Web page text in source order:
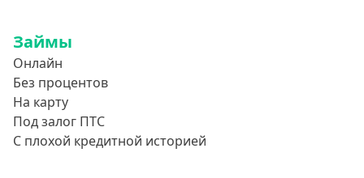
Займы
Онлайн
Без процентов
На карту
Под залог ПТС
С плохой кредитной историей